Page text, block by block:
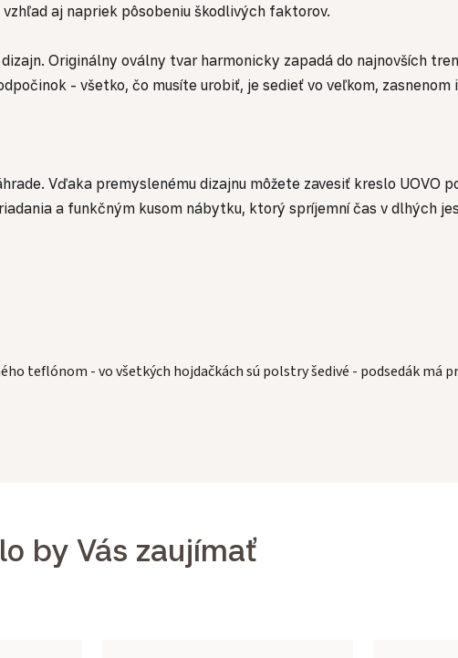
aj napriek pôsobeniu škodlivých faktorov.
Originálny oválny tvar harmonicky zapadá do najnovších
- všetko, čo musíte urobiť, je sedieť vo veľkom,
Vďaka premyslenému dizajnu môžete zavesiť kreslo UOVO
a funkčným kusom nábytku, ktorý spríjemní čas v dlhých
teflónom - vo všetkých hojdačkách sú polstry šedivé - podsedák má
by Vás zaujímať